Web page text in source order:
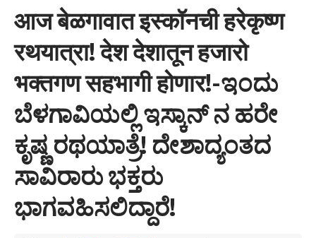
आज बेळगावात इस्कॉनची हरेकृष्ण
रथयात्रा! देश देशातून हजारो
भक्तगण सहभागी होणार!-ಇಂದು
ಬೆಳಗಾವಿಯಲ್ಲಿ ಇಸ್ಕಾನ್ ನ ಹರೇ
ಕೃಷ್ಣ ರಥಯಾತ್ರೆ! ದೇಶಾದ್ಯಂತದ
ಸಾವಿರಾರು ಭಕ್ತರು
ಭಾಗವಹಿಸಲಿದ್ದಾರೆ!